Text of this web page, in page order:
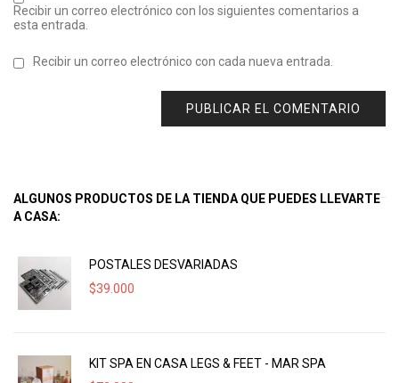
Recibir un correo electrónico con los siguientes comentarios a
esta entrada.
Recibir un correo electrónico con cada nueva entrada.
ALGUNOS PRODUCTOS DE LA TIENDA QUE PUEDES LLEVARTE
A CASA:
POSTALES DESVARIADAS
$39.000
KIT SPA EN CASA LEGS & FEET - MAR SPA